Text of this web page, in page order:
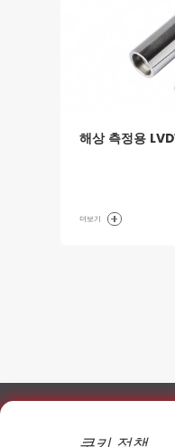
해상 측정용
더보기